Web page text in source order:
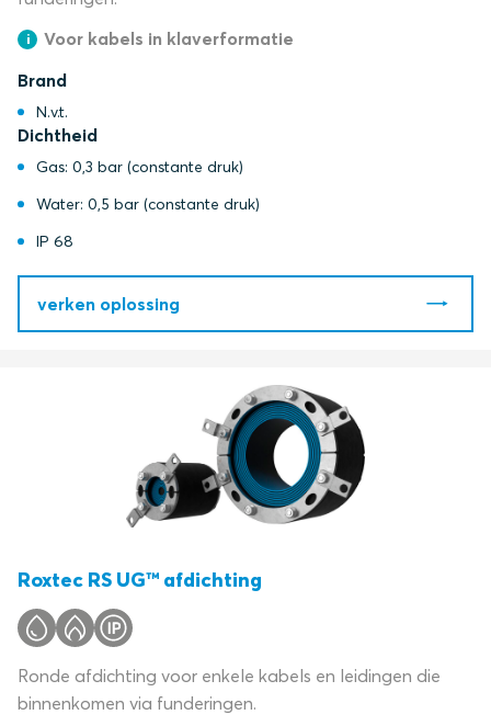
Voor kabels in klaverformatie
Brand
N.v.t.
Dichtheid
Gas: 0,3 bar (constante druk)
Water: 0,5 bar (constante druk)
IP 68
verken oplossing
Roxtec RS UG™ afdichting
Ronde afdichting voor enkele kabels en leidingen die
binnenkomen via funderingen.